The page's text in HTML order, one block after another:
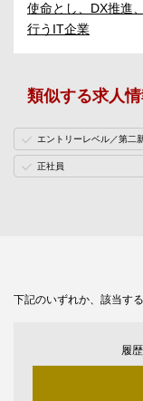
使命とし、DX推進
行うIT企業
類似する求人
エントリーレベル／第二
正社員
下記のいずれか、該当す
履